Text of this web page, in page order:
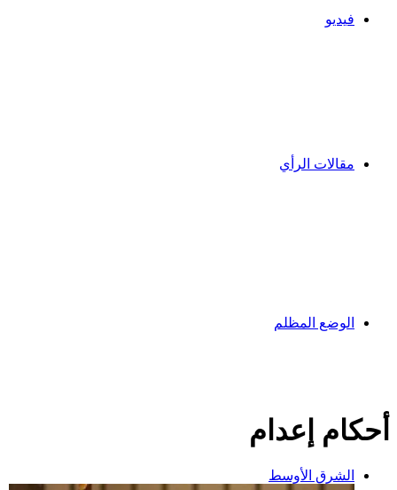
فيديو
مقالات الرأي
الوضع المظلم
أحكام إعدام
الشرق الأوسط